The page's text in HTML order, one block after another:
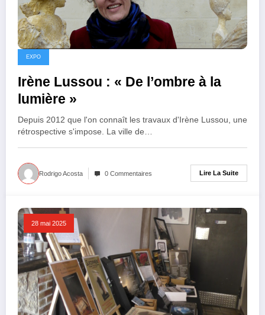
EXPO
Irène Lussou : « De l’ombre à la
lumière »
Depuis 2012 que l'on connaît les travaux d'Irène Lussou, une
rétrospective s'impose. La ville de…
Rodrigo Acosta 0 Commentaires Lire La Suite
28 mai 2025